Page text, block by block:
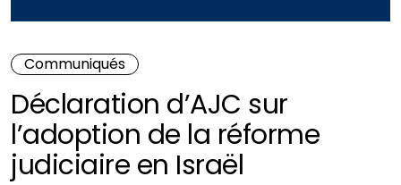
Communiqués
Déclaration d’AJC sur
l’adoption de la réforme
judiciaire en Israël